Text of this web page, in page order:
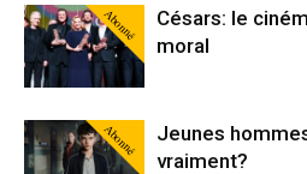
Abonné
Césars: le
moral
Abonné
Jeunes
vraiment?